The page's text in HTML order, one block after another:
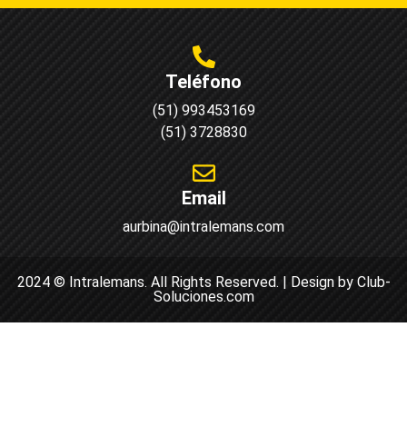
Teléfono
(51) 993453169
(51) 3728830
Email
aurbina@intralemans.com
2024 © Intralemans. All Rights Reserved. | Design by Club-
Soluciones.com